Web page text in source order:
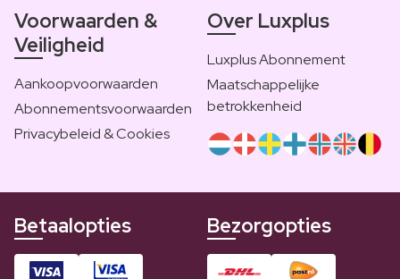
Voorwaarden &
Veiligheid
Aankoopvoorwaarden
Abonnementsvoorwaarden
Privacybeleid & Cookies
Over Luxplus
Luxplus Abonnement
Maatschappelijke
betrokkenheid
Betaalopties Bezorgopties